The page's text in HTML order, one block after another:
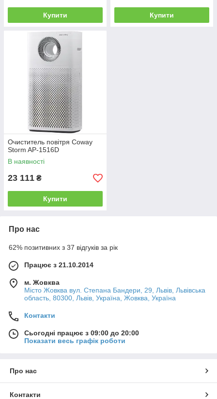
Купити Купити
Очиститель повітря Coway
Storm AP-1516D
В наявності
23 111 ₴
Купити
Про нас
62% позитивних з 37 відгуків за рік
Працює з 21.10.2014
м. Жовква
Місто Жовква вул. Степана Бандери, 29, Львів, Львівська
область, 80300, Львів, Україна, Жовква, Україна
Контакти
Сьогодні працює з 09:00 до 20:00
Показати весь графік роботи
Про нас
Контакти